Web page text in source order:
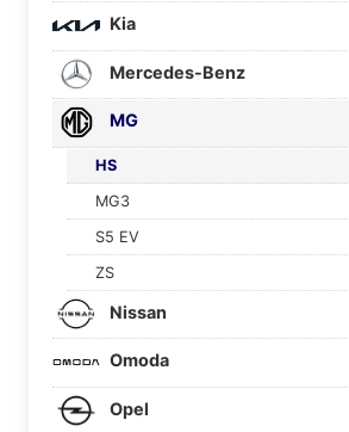
Kia
Mercedes-Benz
MG
HS
MG3
S5 EV
ZS
Nissan
Omoda
Opel